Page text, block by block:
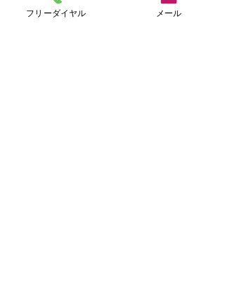
フリーダイヤル メール